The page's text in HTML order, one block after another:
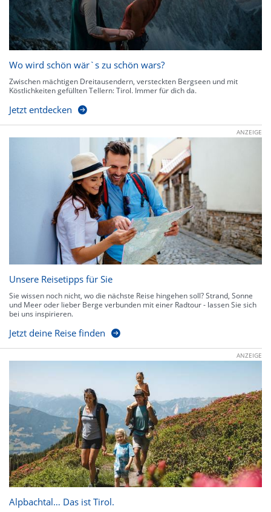
Wo wird schön wär`s zu schön wars?
Zwischen mächtigen Dreitausendern, versteckten Bergseen und mit
Köstlichkeiten gefüllten Tellern: Tirol. Immer für dich da.
Jetzt entdecken
ANZEIGE
Unsere Reisetipps für Sie
Sie wissen noch nicht, wo die nächste Reise hingehen soll? Strand, Sonne
und Meer oder lieber Berge verbunden mit einer Radtour - lassen Sie sich
bei uns inspirieren.
Jetzt deine Reise finden
ANZEIGE
Alpbachtal… Das ist Tirol.